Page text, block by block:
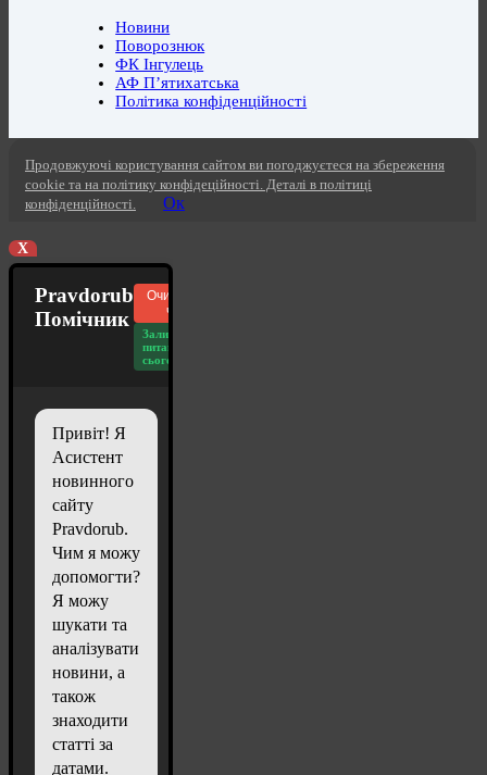
Новини
Поворознюк
ФК Інгулець
АФ П’ятихатська
Політика конфіденційності
Продовжуючі користування сайтом ви погоджуєтеся на збереження
cookie та на політику конфідеційності. Деталі в політиці
конфіденційності.
Ок
X
Pravdorub
Помічник
Очистити
чат
Залишилось
питань
сьогодні: 20
Привіт! Я
Асистент
новинного
сайту
Pravdorub.
Чим я можу
допомогти?
Я можу
шукати та
аналізувати
новини, а
також
знаходити
статті за
датами.